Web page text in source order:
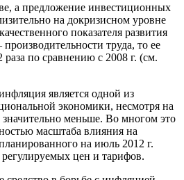
а предложение инвестиционных
на докризисном уровне
показателя развития
труда, то ее
раза по сравнению с 2008 г. (см.
является одной из
экономики, несмотря на
значительно меньше. Во многом это
масштаба влияния на
на июль 2012 г.
цен и тарифов.